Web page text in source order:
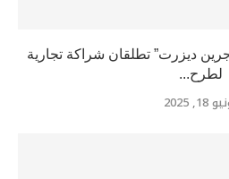
ديزرت” تطلقان شراكة تجارية
لطرح...
18, 2025